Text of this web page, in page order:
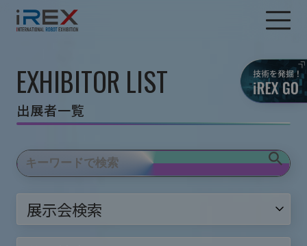
EXHIBITOR LIST
出展者一覧